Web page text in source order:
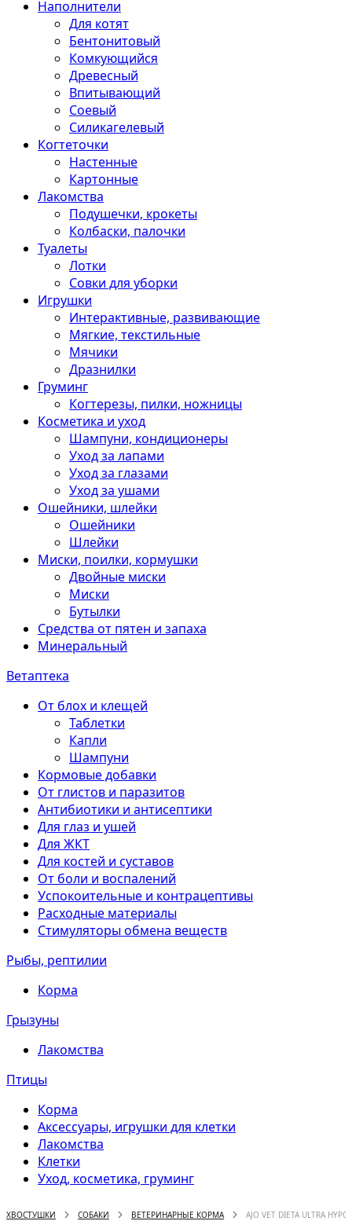
Наполнители
Для котят
Бентонитовый
Комкующийся
Древесный
Впитывающий
Соевый
Силикагелевый
Когтеточки
Настенные
Картонные
Лакомства
Подушечки, крокеты
Колбаски, палочки
Туалеты
Лотки
Совки для уборки
Игрушки
Интерактивные, развивающие
Мягкие, текстильные
Мячики
Дразнилки
Груминг
Когтерезы, пилки, ножницы
Косметика и уход
Шампуни, кондиционеры
Уход за лапами
Уход за глазами
Уход за ушами
Ошейники, шлейки
Ошейники
Шлейки
Миски, поилки, кормушки
Двойные миски
Миски
Бутылки
Средства от пятен и запаха
Минеральный
Ветаптека
От блох и клещей
Таблетки
Капли
Шампуни
Кормовые добавки
От глистов и паразитов
Антибиотики и антисептики
Для глаз и ушей
Для ЖКТ
Для костей и суставов
От боли и воспалений
Успокоительные и контрацептивы
Расходные материалы
Стимуляторы обмена веществ
Рыбы, рептилии
Корма
Грызуны
Лакомства
Птицы
Корма
Аксессуары, игрушки для клетки
Лакомства
Клетки
Уход, косметика, груминг
ХВОСТУШКИ СОБАКИ ВЕТЕРИНАРНЫЕ КОРМА AJO VET DIETA ULTRA